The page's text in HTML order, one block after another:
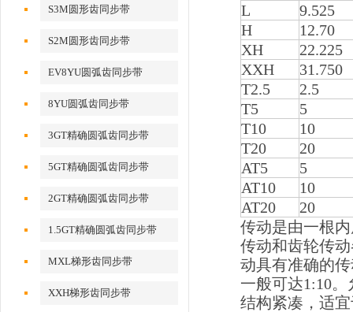
S3M圆形齿同步带
S2M圆形齿同步带
EV8YU圆弧齿同步带
8YU圆弧齿同步带
3GT精确圆弧齿同步带
5GT精确圆弧齿同步带
2GT精确圆弧齿同步带
1.5GT精确圆弧齿同步带
MXL梯形齿同步带
XXH梯形齿同步带
L
9.525
H
12.70
XH
22.225
XXH
31.750
T2.5
2.5
T5
5
T10
10
T20
20
AT5
5
AT10
10
AT20
20
传动是由一根
传动和齿轮传
动具有准确的
一般可达1:10
结构紧凑，适